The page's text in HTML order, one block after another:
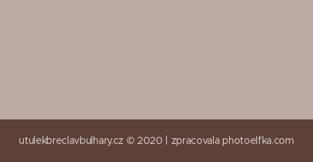
utulekbreclavbulhary.cz © 2020 | zpracovala photoelfka.com